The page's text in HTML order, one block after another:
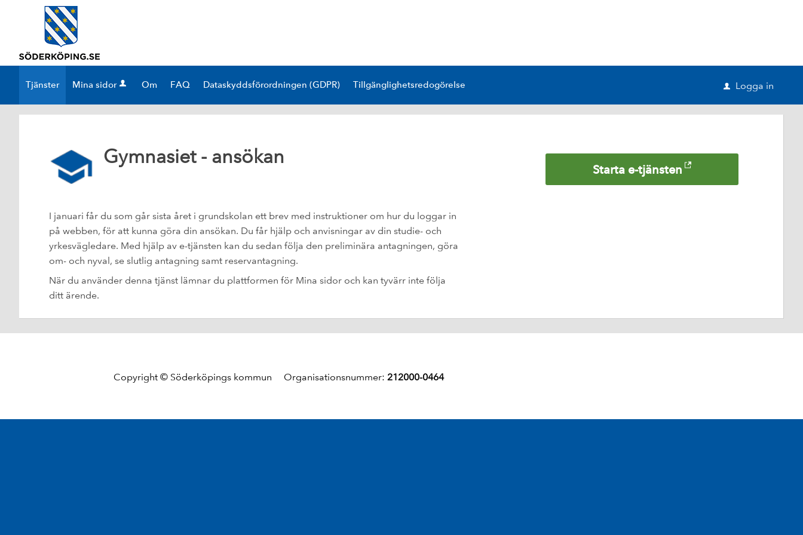
Välkommen
tjänster
kommun
Tjänster Mina sidor Om FAQ Dataskyddsförordningen (GDPR) Tillgänglighetsredogörelse u Logga in
Gymnasiet - ansökan
I januari får du som går sista året i grundskolan ett brev med instruktioner om hur du loggar in
på webben, för att kunna göra din ansökan. Du får hjälp och anvisningar av din studie- och
yrkesvägledare. Med hjälp av e-tjänsten kan du sedan följa den preliminära antagningen, göra
om- och nyval, se slutlig antagning samt reservantagning.
När du använder denna tjänst lämnar du plattformen för Mina sidor och kan tyvärr inte följa
ditt ärende.
Starta e-tjänsten
Copyright © Söderköpings kommun Organisationsnummer: 212000-0464